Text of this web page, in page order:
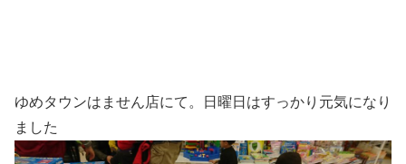
ゆめタウンはません店にて。日曜日はすっかり元気になり
ました